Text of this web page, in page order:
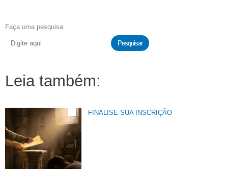
Faça uma pesquisa
Pesquisar
Leia também:
FINALISE SUA INSCRIÇÃO